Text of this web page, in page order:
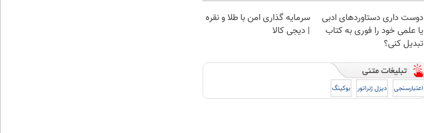
دوست داری دستاوردهای ادبی
یا علمی خود را فوری به کتاب
تبدیل کنی؟
سرمایه گذاری امن با طلا و نقره
| دیجی کالا
اعتبارسنجی دیزل ژنراتور بوکینگ